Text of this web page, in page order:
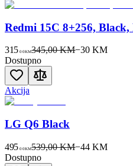
Redmi 15C 8+256,
315 00KM345,00 KM−30 KM
Dostupno
Akcija
LG Q6 Black
495 00KM539,00 KM−44 KM
Dostupno